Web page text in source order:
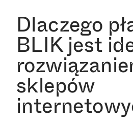
Dlaczego
BLIK jest
sklepów